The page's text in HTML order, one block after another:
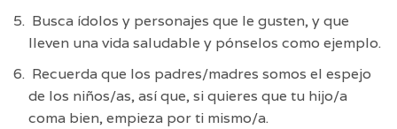
Busca ídolos y personajes que le gusten, y que
lleven una vida saludable y pónselos como ejemplo.
Recuerda que los padres/madres somos el espejo
de los niños/as, así que, si quieres que tu hijo/a
coma bien, empieza por ti mismo/a.